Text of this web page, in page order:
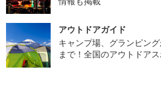
アウトドアガイド
キャンプ場、グランピン
まで！全国のアウトドア